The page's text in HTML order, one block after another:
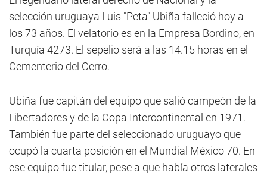
selección uruguaya Luis "Peta" Ubiña falleció hoy a
los 73 años. El velatorio es en la Empresa Bordino, en
Turquía 4273. El sepelio será a las 14.15 horas en el
Cementerio del Cerro.
Ubiña fue capitán del equipo que salió campeón de la
Libertadores y de la Copa Intercontinental en 1971.
También fue parte del seleccionado uruguayo que
ocupó la cuarta posición en el Mundial México 70. En
ese equipo fue titular, pese a que había otros laterales